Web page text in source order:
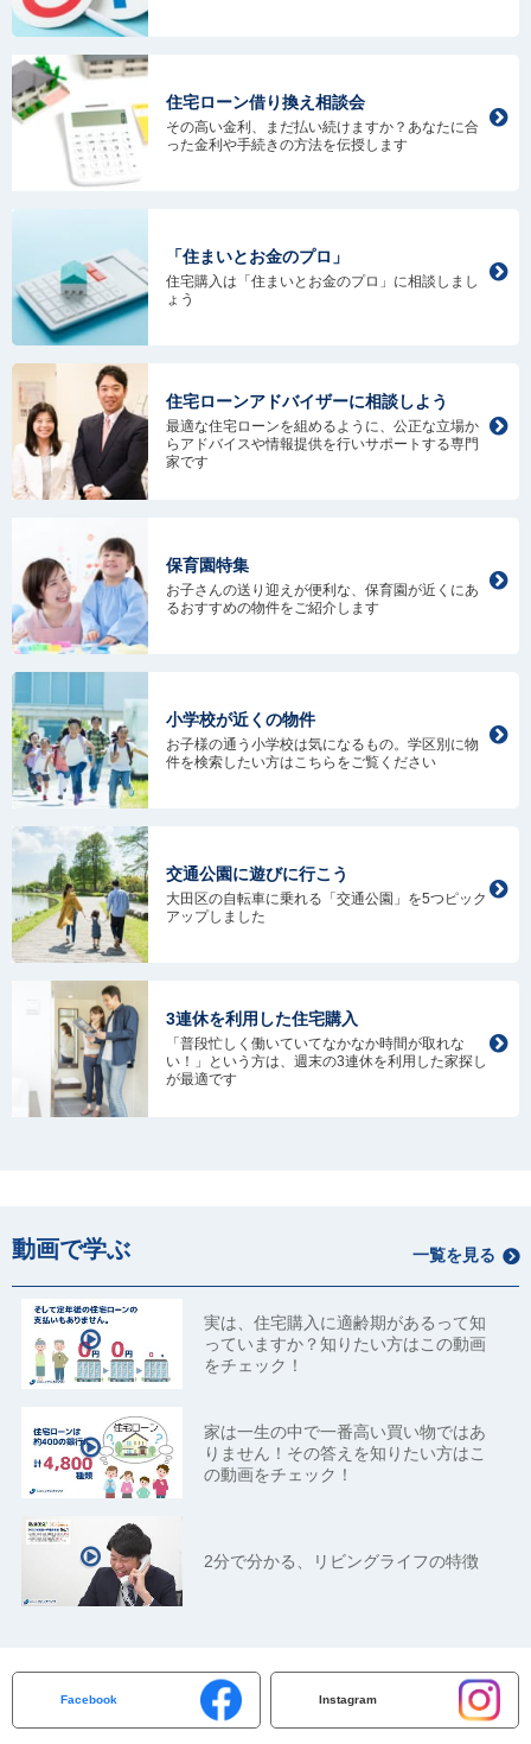
住宅ローン借り換え相談会
その高い金利、まだ払い続けますか？あなたに合
った金利や手続きの方法を伝授します
「住まいとお金のプロ」
住宅購入は「住まいとお金のプロ」に相談しまし
ょう
住宅ローンアドバイザーに相談しよう
最適な住宅ローンを組めるように、公正な立場か
らアドバイスや情報提供を行いサポートする専門
家です
保育園特集
お子さんの送り迎えが便利な、保育園が近くにあ
るおすすめの物件をご紹介します
小学校が近くの物件
お子様の通う小学校は気になるもの。学区別に物
件を検索したい方はこちらをご覧ください
交通公園に遊びに行こう
大田区の自転車に乗れる「交通公園」を5つピック
アップしました
3連休を利用した住宅購入
「普段忙しく働いていてなかなか時間が取れな
い！」という方は、週末の3連休を利用した家探し
が最適です
動画で学ぶ 一覧を見る
実は、住宅購入に適齢期があるって知
っていますか？知りたい方はこの動画
をチェック！
家は一生の中で一番高い買い物ではあ
りません！その答えを知りたい方はこ
の動画をチェック！
2分で分かる、リビングライフの特徴
Facebook Instagram